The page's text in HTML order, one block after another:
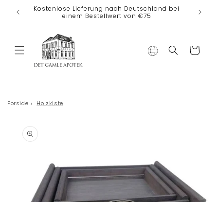
Direkt zum
Inhalt
Kostenlose Lieferung nach Deutschland bei
einem Bestellwert von €75
Warenkorb
Forside › Holzkiste